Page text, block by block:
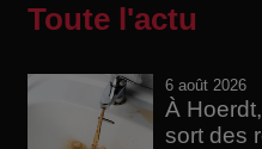
Toute l'actu
6 août 2026
À
sort des